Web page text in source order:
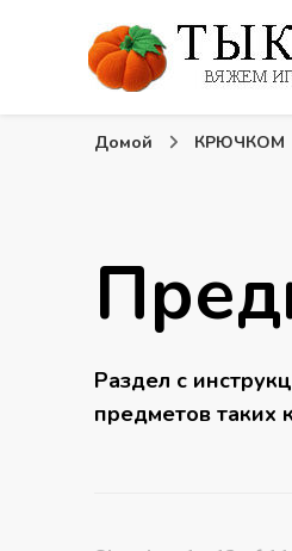
Тыква:
Домой КРЮЧКОМ
Раздел с
предметов таких